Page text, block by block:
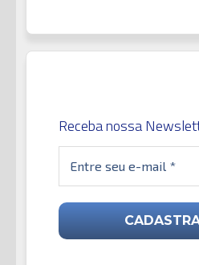
Receba nossa